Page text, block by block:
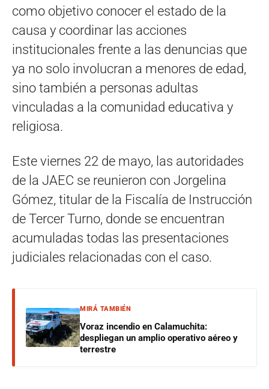
como objetivo conocer el estado de la
causa y coordinar las acciones
institucionales frente a las denuncias que
ya no solo involucran a menores de edad,
sino también a personas adultas
vinculadas a la comunidad educativa y
religiosa.
Este viernes 22 de mayo, las autoridades
de la JAEC se reunieron con Jorgelina
Gómez, titular de la Fiscalía de Instrucción
de Tercer Turno, donde se encuentran
acumuladas todas las presentaciones
judiciales relacionadas con el caso.
MIRÁ TAMBIÉN
Voraz incendio en Calamuchita:
despliegan un amplio operativo aéreo y
terrestre